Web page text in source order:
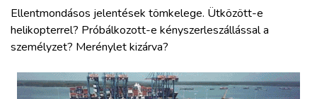
Ellentmondásos jelentések tömkelege. Ütközött-e
helikopterrel? Próbálkozott-e kényszerleszállással a
személyzet? Merénylet kizárva?